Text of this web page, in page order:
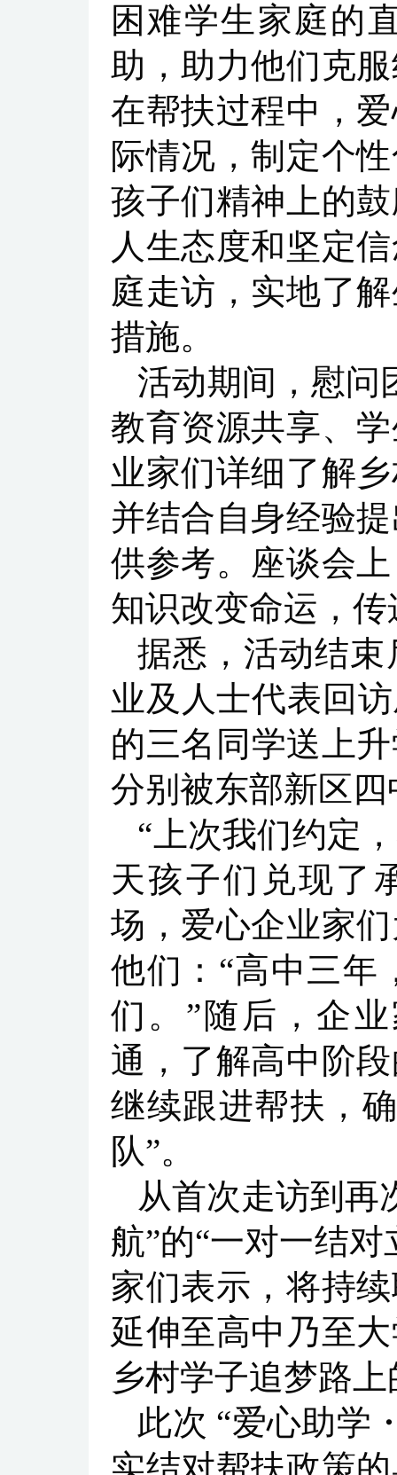
困难学生家庭的
助，助力他们克
在帮扶过程中，
际情况，制定个
孩子们精神上的
人生态度和坚定
庭走访，实地了
措施。
活动期间，慰问
教育资源共享、
业家们详细了解
并结合自身经验
供参考。座谈会
知识改变命运，
据悉，活动结
业及人士代表回
的三名同学送上
分别被东部新区
“上次我们约定
天孩子们兑现了
场，爱心企业家
他们：“高中三年
们。”随后，企
通，了解高中阶
继续跟进帮扶，
队”。
从首次走访到再
航”的“一对一结
家们表示，将持
延伸至高中乃至
乡村学子追梦路
此次 “爱心助学